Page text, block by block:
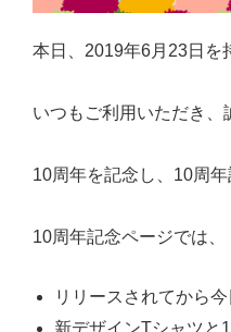
本日、2019年6月23日を
いつもご利用いただき、
10周年を記念し、10周
10周年記念ページでは、
リリースされてから